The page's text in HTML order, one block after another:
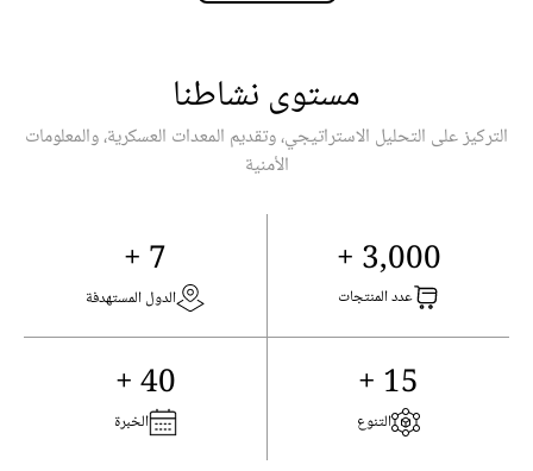
مستوى نشاطنا
التركيز على التحليل الاستراتيجي، وتقديم المعدات العسكرية، والمعلومات
الأمنية
3,000 +
عدد المنتجات
7 +
الدول المستهدفة
15 +
التنوع
40 +
الخبرة